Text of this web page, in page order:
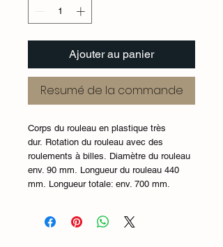
Ajouter au panier
Resumé de la commande
Corps du rouleau en plastique très
dur. Rotation du rouleau avec des
roulements à billes. Diamètre du rouleau
env. 90 mm. Longueur du rouleau 440
mm. Longueur totale: env. 700 mm.